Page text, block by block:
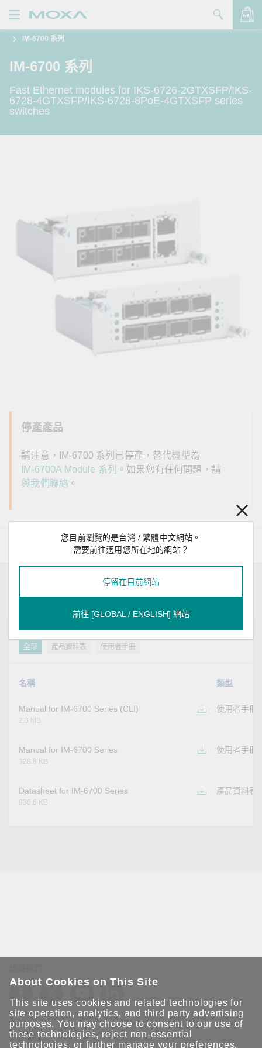
品
決方案
援
IM-6700 系列
IM-6700 系列
Fast Ethernet modules for IKS-6726-2GTXSFP/IKS-
6728-4GTXSFP/IKS-6728-8PoE-4GTXSFP series
switches
停產產品
請注意，IM-6700 系列已停產，替代機型為
IM-6700A Module 系列
。如果您有任何問題，請
與我們聯絡 。
支援文件
篩選
全部 產品資料表 使用者手冊
名稱 類型
Manual for IM-6700 Series (CLI)
2.3 MB
使用者手冊
Manual for IM-6700 Series
328.8 KB
使用者手冊
Datasheet for IM-6700 Series
930.6 KB
產品資料表
保持聯繫
查看詢價明細
您目前瀏覽的是台灣 / 繁體中文網站。
需要前往適用您所在地的網站？
停留在目前網站
前往 [GLOBAL / ENGLISH] 網站
About Cookies on This Site
This site uses cookies and related technologies for
site operation, analytics, and third party advertising
purposes. You may choose to consent to our use of
these technologies, reject non-essential
technologies, or further manage your preferences.